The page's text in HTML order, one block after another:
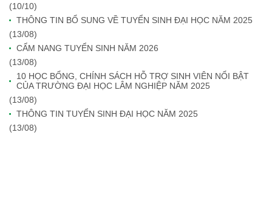
(10/10)
THÔNG TIN BỔ SUNG VỀ TUYỂN SINH ĐẠI HỌC NĂM 2025
(13/08)
CẨM NANG TUYỂN SINH NĂM 2026
(13/08)
10 HỌC BỔNG, CHÍNH SÁCH HỖ TRỢ SINH VIÊN NỔI BẬT
CỦA TRƯỜNG ĐẠI HỌC LÂM NGHIỆP NĂM 2025
(13/08)
THÔNG TIN TUYỂN SINH ĐẠI HỌC NĂM 2025
(13/08)